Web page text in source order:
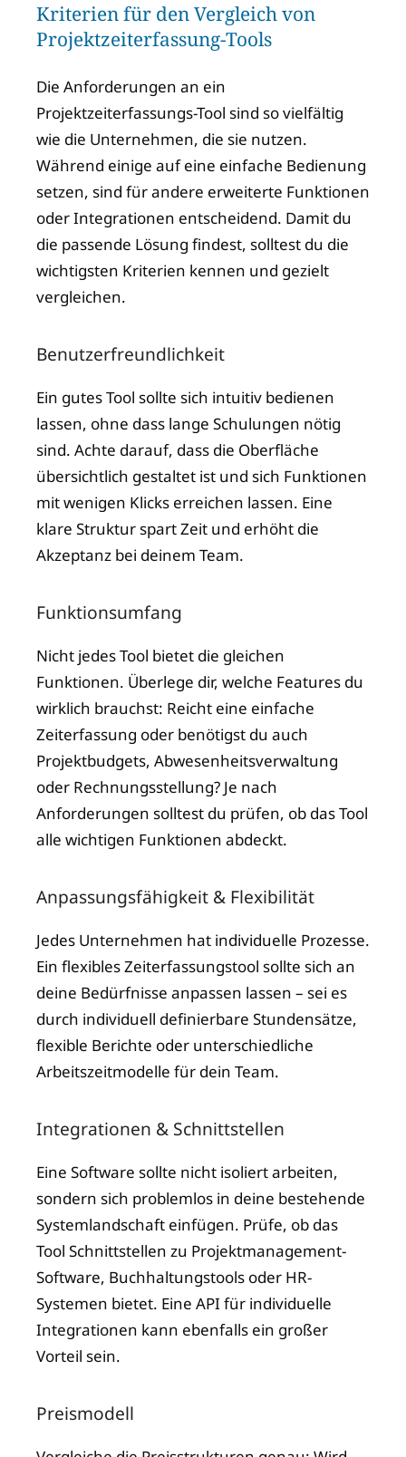
Kriterien für den Vergleich von
Projektzeiterfassung-Tools
Die Anforderungen an ein
Projektzeiterfassungs-Tool sind so vielfältig
wie die Unternehmen, die sie nutzen.
Während einige auf eine einfache Bedienung
setzen, sind für andere erweiterte Funktionen
oder Integrationen entscheidend. Damit du
die passende Lösung findest, solltest du die
wichtigsten Kriterien kennen und gezielt
vergleichen.
Benutzerfreundlichkeit
Ein gutes Tool sollte sich intuitiv bedienen
lassen, ohne dass lange Schulungen nötig
sind. Achte darauf, dass die Oberfläche
übersichtlich gestaltet ist und sich Funktionen
mit wenigen Klicks erreichen lassen. Eine
klare Struktur spart Zeit und erhöht die
Akzeptanz bei deinem Team.
Funktionsumfang
Nicht jedes Tool bietet die gleichen
Funktionen. Überlege dir, welche Features du
wirklich brauchst: Reicht eine einfache
Zeiterfassung oder benötigst du auch
Projektbudgets, Abwesenheitsverwaltung
oder Rechnungsstellung? Je nach
Anforderungen solltest du prüfen, ob das Tool
alle wichtigen Funktionen abdeckt.
Anpassungsfähigkeit & Flexibilität
Jedes Unternehmen hat individuelle Prozesse.
Ein flexibles Zeiterfassungstool sollte sich an
deine Bedürfnisse anpassen lassen – sei es
durch individuell definierbare Stundensätze,
flexible Berichte oder unterschiedliche
Arbeitszeitmodelle für dein Team.
Integrationen & Schnittstellen
Eine Software sollte nicht isoliert arbeiten,
sondern sich problemlos in deine bestehende
Systemlandschaft einfügen. Prüfe, ob das
Tool Schnittstellen zu Projektmanagement-
Software, Buchhaltungstools oder HR-
Systemen bietet. Eine API für individuelle
Integrationen kann ebenfalls ein großer
Vorteil sein.
Preismodell